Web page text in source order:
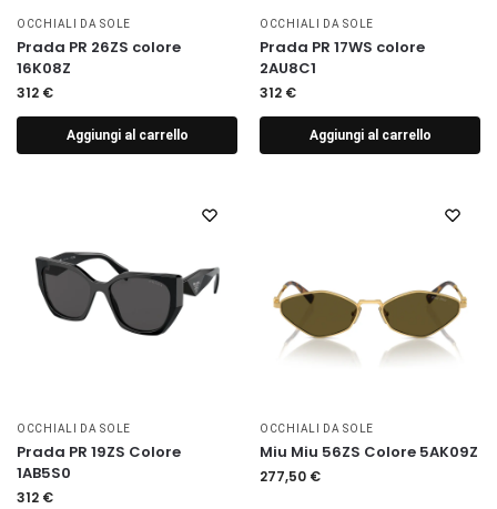
OCCHIALI DA SOLE
Prada PR 26ZS colore
16K08Z
312 €
Aggiungi al carrello
OCCHIALI DA SOLE
Prada PR 17WS colore
2AU8C1
312 €
Aggiungi al carrello
OCCHIALI DA SOLE
Prada PR 19ZS Colore
1AB5S0
312 €
OCCHIALI DA SOLE
Miu Miu 56ZS Colore 5AK09Z
277,50 €